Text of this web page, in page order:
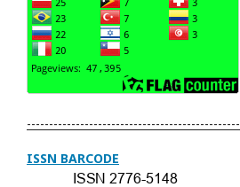
------------------------------------------------
ISSN BARCODE